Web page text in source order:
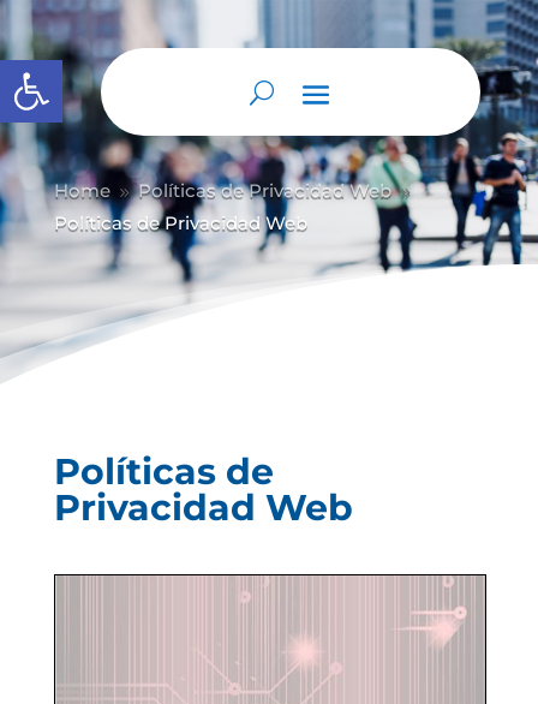
Abrir barra de herramientas
Home 9 Políticas de Privacidad Web 9
Políticas de Privacidad Web
Políticas de
Privacidad Web